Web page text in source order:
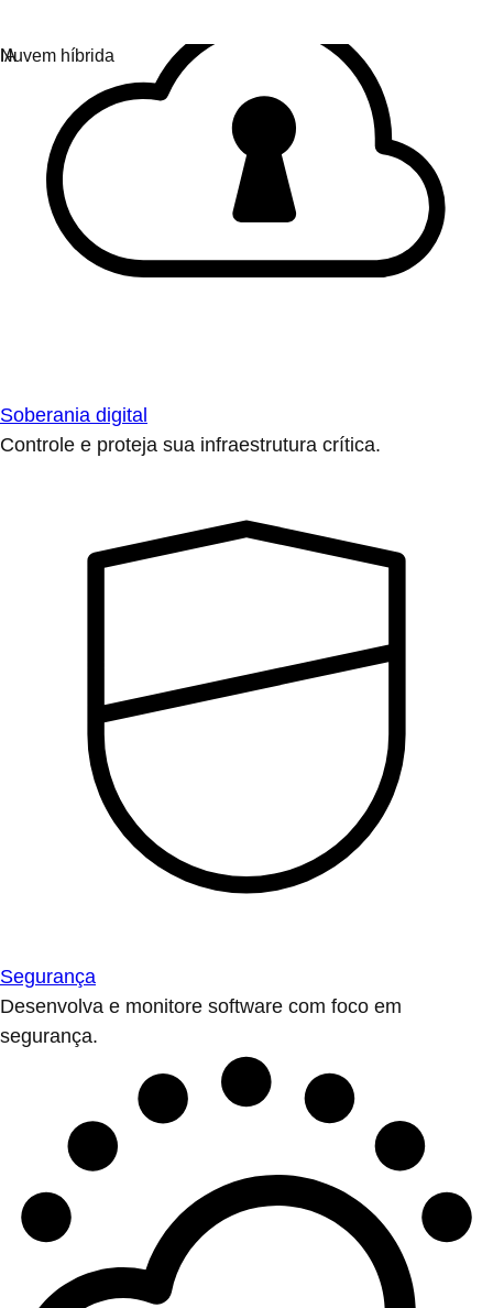
Soberania digital
Controle e proteja sua infraestrutura crítica.
Segurança
Desenvolva e monitore software com foco em
segurança.